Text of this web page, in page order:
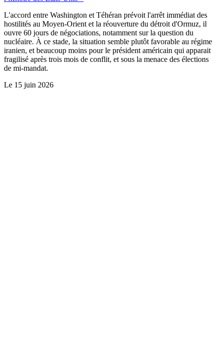
L'accord entre Washington et Téhéran prévoit l'arrêt immédiat des
hostilités au Moyen-Orient et la réouverture du détroit d'Ormuz, il
ouvre 60 jours de négociations, notamment sur la question du
nucléaire. À ce stade, la situation semble plutôt favorable au régime
iranien, et beaucoup moins pour le président américain qui apparait
fragilisé après trois mois de conflit, et sous la menace des élections
de mi-mandat.
Le 15 juin 2026